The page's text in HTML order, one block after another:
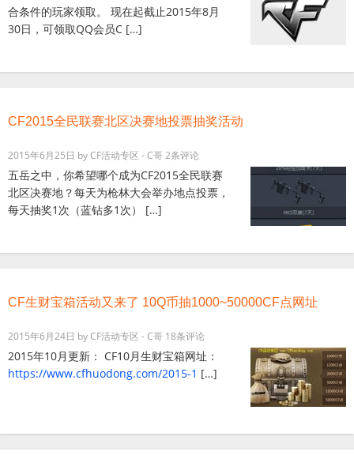
合条件的玩家领取。 现在起截止2015年8月
30日，可领取QQ会员C […]
CF2015全民联赛北区决赛地投票抽奖活动
2015年6月25日 byCF活动专区 - C哥2条评论
五岳之中，你希望哪个成为CF2015全民联赛
北区决赛地？每天为枪林大会举办地点投票，
每天抽奖1次（蓝钻多1次） […]
CF生财宝箱活动又来了 10Q币抽1000~50000CF点网址
2015年6月24日 byCF活动专区 - C哥 18条评论
2015年10月更新： CF10月生财宝箱网址：
https://www.cfhuodong.com/2015-1 […]